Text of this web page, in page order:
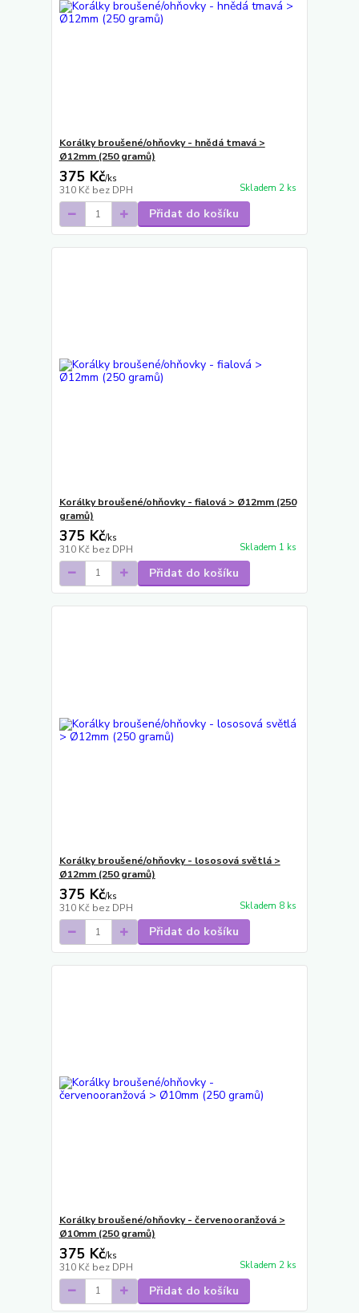
Korálky broušené/ohňovky - hnědá tmavá >
Ø12mm (250 gramů)
375 Kč/ks
310 Kč bez DPH Skladem 2 ks
Přidat do košíku
Korálky broušené/ohňovky - fialová > Ø12mm (250
gramů)
375 Kč/ks
310 Kč bez DPH Skladem 1 ks
Přidat do košíku
Korálky broušené/ohňovky - lososová světlá >
Ø12mm (250 gramů)
375 Kč/ks
310 Kč bez DPH Skladem 8 ks
Přidat do košíku
Korálky broušené/ohňovky - červenooranžová >
Ø10mm (250 gramů)
375 Kč/ks
310 Kč bez DPH Skladem 2 ks
Přidat do košíku